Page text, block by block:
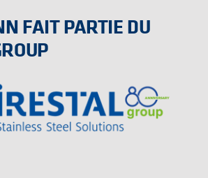
FAIT PARTIE DU